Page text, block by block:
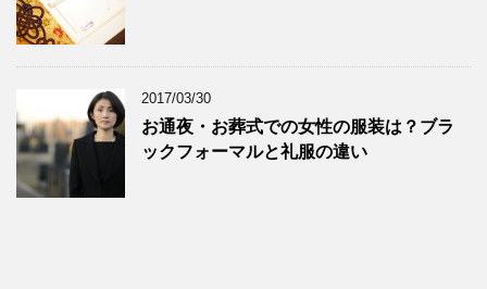
2017/03/30
お通夜・お葬式での女性の服装は？ブラ
ックフォーマルと礼服の違い